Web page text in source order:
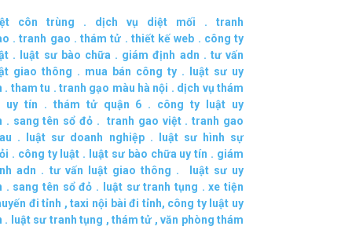
côn trùng . dịch vụ diệt mối . tranh
.tranh gao .thám tử . thiết kế web . công ty
. luật sư bào chữa . giám định adn . tư vấn
giao thông . mua bán công ty .
luật sư uy
. tham tu . tranh gạo màu hà nội . dịch vụ thám
uy tín . thám tử quận 6 . công ty luật uy
. sang tên sổ đỏ.tranh gao việt.tranh gao
. luật sư doanh nghiệp.
luật sư hình sự
. công ty luật . luật sư bào chữa uy tín . giám
adn . tư vấn luật giao thông .
luật sư uy
. sang tên sổ đỏ . luật sư tranh tụng .xe tiện
đi tỉnh ,taxi nội bài đi tỉnh, công ty luật uy
. luật sư tranh tụng , thám tử ,văn phòng thám